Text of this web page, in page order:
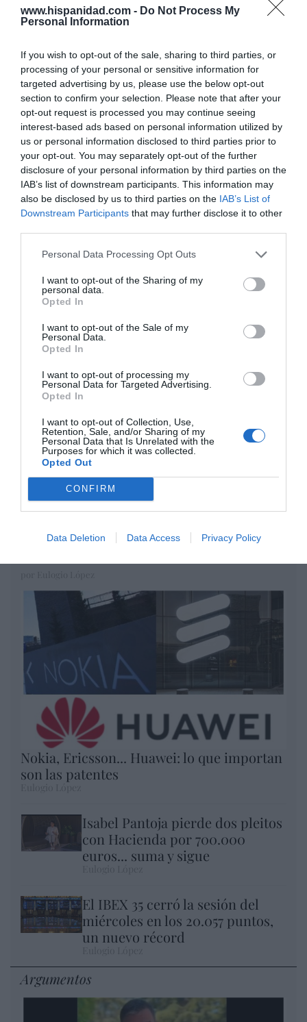
www.hispanidad.com - Do Not Process My
Personal Information
If you wish to opt-out of the sale, sharing to third parties, or
processing of your personal or sensitive information for
targeted advertising by us, please use the below opt-out
section to confirm your selection. Please note that after your
opt-out request is processed you may continue seeing
interest-based ads based on personal information utilized by
us or personal information disclosed to third parties prior to
your opt-out. You may separately opt-out of the further
disclosure of your personal information by third parties on the
IAB’s list of downstream participants. This information may
also be disclosed by us to third parties on the IAB’s List of
Downstream Participants that may further disclose it to other
Personal Data Processing Opt Outs
I want to opt-out of the Sharing of my
personal data.
Opted In
I want to opt-out of the Sale of my
Personal Data.
Opted In
I want to opt-out of processing my
Personal Data for Targeted Advertising.
Opted In
I want to opt-out of Collection, Use,
Retention, Sale, and/or Sharing of my
Personal Data that Is Unrelated with the
Purposes for which it was collected.
Opted Out
CONFIRM
Data Deletion Data Access Privacy Policy
chavismo y un sector de la oposición, pero
los venezolanos quieren a Corina
ECONOMÍA
El ‘gran’ logro del ministro Puente: los
usuarios de tren de alta velocidad caen un
15,5% hasta junio
Cristina Martín 07/08/26 12:37
SOCIEDAD
Ataque cristianófobo en la muy ‘woke’ ciudad
de Nueva York: destrozan una imagen de la
Virgen María
Redacción 07/08/26 11:46
Marcelo Gullo: “El trabajo de desmitificar la
historia, de poner la verdadera, de
desmontar la falsificación, es un trabajo
cristiano"
por Hispanidad
Artículos anteriores
DIARIO DE LA CORRUPCIÓN SANCHISTA
Diario de la corrupción sanchista. Hazte
Oír se manifiesta delante de La Mareta:
“Pedro Sánchez es un criminal”
por Redacción
Artículos anteriores
Nokia, Ericsson... Huawei: lo que importan
son las patentes
Isabel Pantoja pierde dos pleitos
con Hacienda por 700.000
euros... suma y sigue
El IBEX 35 cerró la sesión del
miércoles en los 20.057 puntos,
un nuevo récord
Argumentos